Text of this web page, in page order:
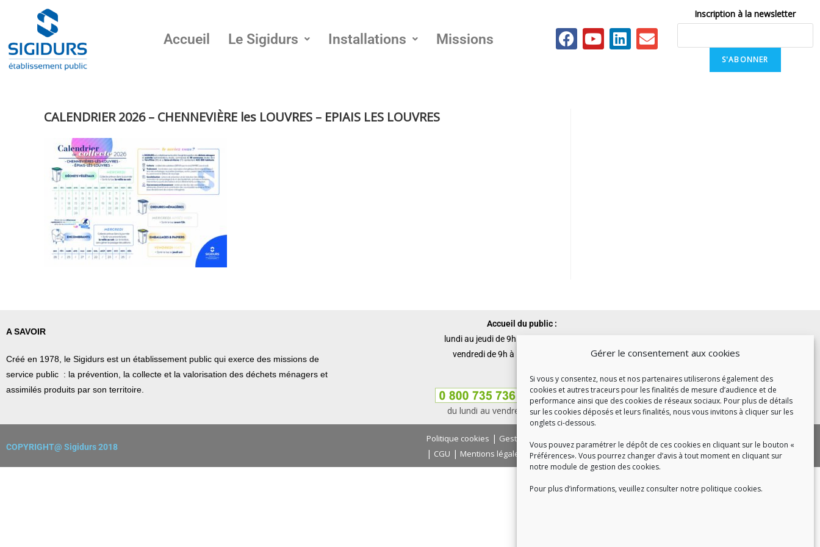
Gérer le consentement aux cookies
Si vous y consentez, nous et nos partenaires utiliserons également des
cookies et autres traceurs pour les finalités de mesure d’audience et de
performance ainsi que des cookies de réseaux sociaux. Pour plus de détails
sur les cookies déposés et leurs finalités, nous vous invitons à cliquer sur les
onglets ci-dessous.
Vous pouvez paramétrer le dépôt de ces cookies en cliquant sur le bouton «
Préférences». Vous pourrez changer d’avis à tout moment en cliquant sur
notre module de gestion des cookies.
Pour plus d’informations, veuillez consulter notre politique cookies.
Accueil Le Sigidurs Installations Missions
Inscription à la newsletter
S'ABONNER
CALENDRIER 2026 – CHENNEVIÈRE les LOUVRES – EPIAIS LES LOUVRES
A SAVOIR
Créé en 1978, le Sigidurs est un établissement public qui exerce des missions de
service public : la prévention, la collecte et la valorisation des déchets ménagers et
assimilés produits par son territoire.
Accueil du public :
lundi au jeudi de 9h à 12h et de 14h à 17h
vendredi de 9h à 12h et de 14h à 16h
du lundi au vendredi, de 8h30 à 18h30
COPYRIGHT@ Sigidurs 2018
Politique cookies | Gestion des cookies
| CGU | Mentions légales |Contact|Recrutement|FAQ